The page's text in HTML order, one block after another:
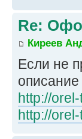
Re:
Киреев
Если не
http://
http://